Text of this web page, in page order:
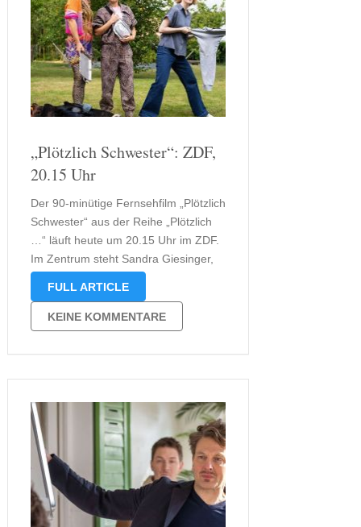
„Plötzlich Schwester“: ZDF,
20.15 Uhr
Der 90-minütige Fernsehfilm „Plötzlich
Schwester“ aus der Reihe „Plötzlich
…“ läuft heute um 20.15 Uhr im ZDF.
Im Zentrum steht Sandra Giesinger,
deren Leben kurz vor ihrer Hochzeit
überraschenden Tod ihres Vaters
Gerd erfährt Sandra gemeinsam mit
ihrer Mutter Monika, …
FULL ARTICLE
KEINE KOMMENTARE